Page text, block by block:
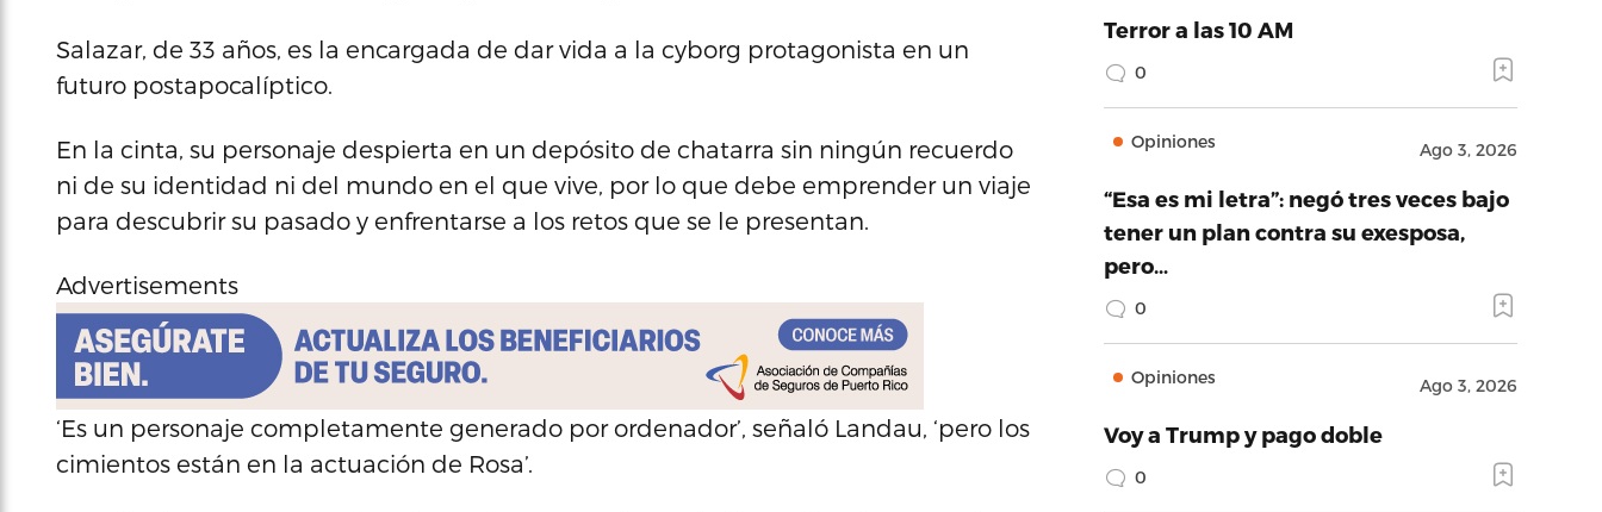
Salazar, de 33 años, es la encargada de dar vida a la cyborg protagonista en un
futuro postapocalíptico.
En la cinta, su personaje despierta en un depósito de chatarra sin ningún recuerdo
ni de su identidad ni del mundo en el que vive, por lo que debe emprender un viaje
para descubrir su pasado y enfrentarse a los retos que se le presentan.
Advertisements
‘Es un personaje completamente generado por ordenador’, señaló Landau, ‘pero los
cimientos están en la actuación de Rosa’.
Terror a las 10 AM
0
Opiniones Ago 3, 2026
“Esa es mi letra”: negó tres veces bajo
tener un plan contra su exesposa,
pero…
0
Opiniones Ago 3, 2026
Voy a Trump y pago doble
0